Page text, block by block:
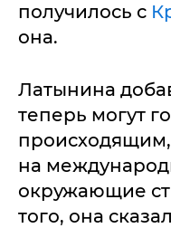
получилось с
она.
Латынина
теперь могут
на
окружающие
того, она